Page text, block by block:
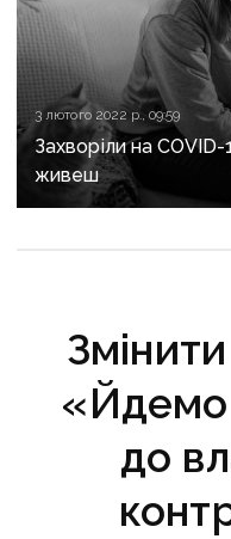
3 лютого 2022 р., 09:59
Захворіли на
живеш
«Йдемо
до